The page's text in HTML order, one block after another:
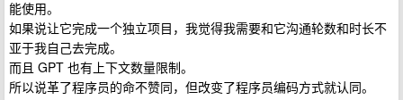
能使用。
如果说让它完成一个独立项目，我觉得我需要和它沟通轮数和时长不
亚于我自己去完成。
而且 GPT 也有上下文数量限制。
所以说革了程序员的命不赞同，但改变了程序员编码方式就认同。